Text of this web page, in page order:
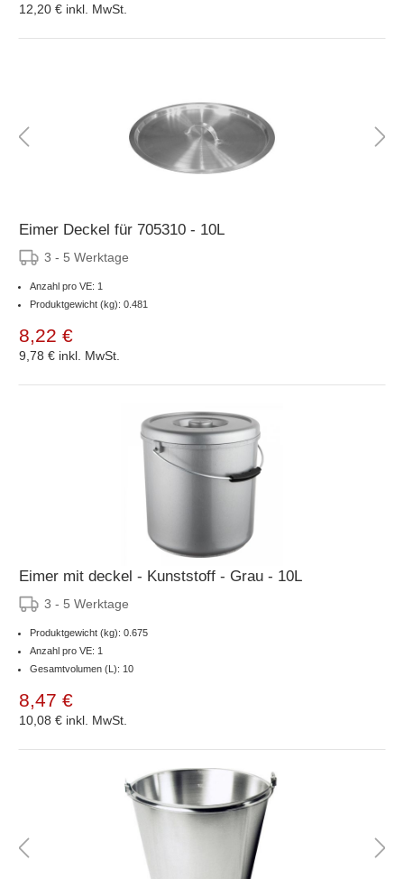
12,20 € inkl. MwSt.
Eimer Deckel für 705310 - 10L
3 - 5 Werktage
Anzahl pro VE: 1
Produktgewicht (kg): 0.481
8,22 €
9,78 € inkl. MwSt.
Eimer mit deckel - Kunststoff - Grau - 10L
3 - 5 Werktage
Produktgewicht (kg): 0.675
Anzahl pro VE: 1
Gesamtvolumen (L): 10
8,47 €
10,08 € inkl. MwSt.